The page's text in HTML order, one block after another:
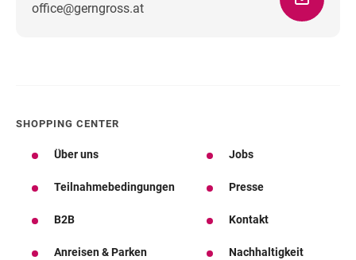
office@gerngross.atWegbeschreibung
SHOPPING CENTER
Über uns Jobs
Teilnahmebedingungen Presse
B2B Kontakt
Anreisen & Parken Nachhaltigkeit